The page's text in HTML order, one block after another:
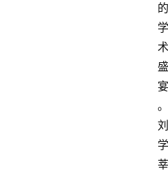
的
学
术
盛
宴
。
刘
学
莘